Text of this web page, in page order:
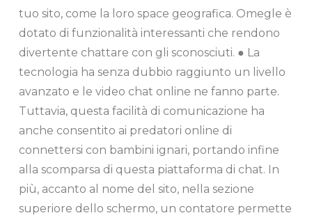
tuo sito, come la loro space geografica. Omegle è
dotato di funzionalità interessanti che rendono
divertente chattare con gli sconosciuti. ● La
tecnologia ha senza dubbio raggiunto un livello
avanzato e le video chat online ne fanno parte.
Tuttavia, questa facilità di comunicazione ha
anche consentito ai predatori online di
connettersi con bambini ignari, portando infine
alla scomparsa di questa piattaforma di chat. In
più, accanto al nome del sito, nella sezione
superiore dello schermo, un contatore permette